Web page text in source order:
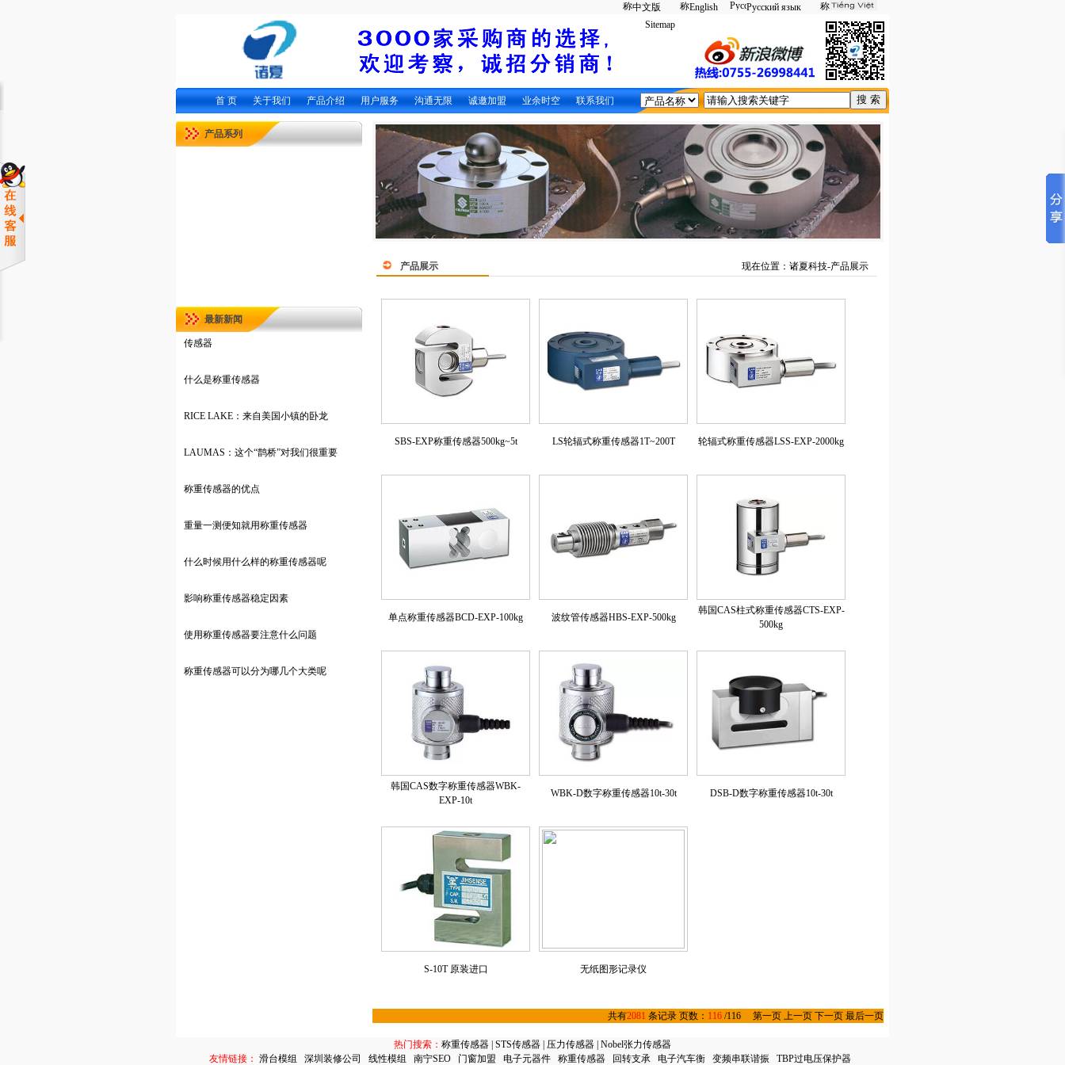
中文版 English
Русский язык
Sitemap
首 页 关于我们 产品介绍 用户服务 沟通无限 诚邀加盟 业余时空 联系我们
产品系列
最新新闻
传感器
什么是称重传感器
RICE LAKE：来自美国小镇的卧龙
LAUMAS：这个“鹊桥”对我们很重要
称重传感器的优点
重量一测便知就用称重传感器
什么时候用什么样的称重传感器呢
影响称重传感器稳定因素
使用称重传感器要注意什么问题
称重传感器可以分为哪几个大类呢
产品展示 现在位置：诸夏科技-产品展示
SBS-EXP称重传感器500kg~5t LS轮辐式称重传感器1T~200T 轮辐式称重传感器LSS-EXP-2000kg
单点称重传感器BCD-EXP-100kg 波纹管传感器HBS-EXP-500kg
韩国CAS柱式称重传感器CTS-EXP-
500kg
韩国CAS数字称重传感器WBK-
EXP-10t
WBK-D数字称重传感器10t-30t DSB-D数字称重传感器10t-30t
S-10T 原装进口 无纸图形记录仪
共有2081 条记录 页数： 116 /116 第一页 上一页 下一页 最后一页
热门搜索： 称重传感器 STS传感器 压力传感器 Nobel张力传感器
友情链接： 滑台模组 深圳装修公司 线性模组 南宁SEO 门窗加盟 电子元器件 称重传感器 回转支承 电子汽车衡 变频串联谐振 TBP过电压保护器